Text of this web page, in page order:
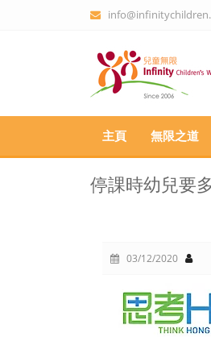
主頁 無限之道
停課時幼兒要
03/12/2020